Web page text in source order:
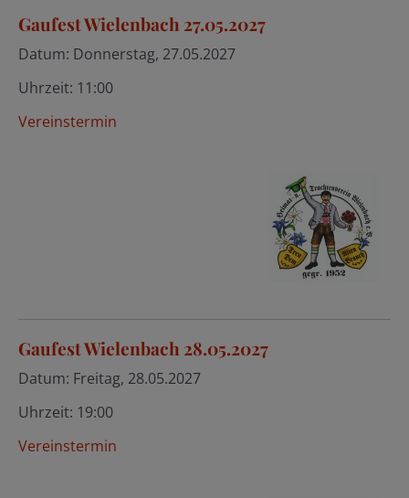
Gaufest Wielenbach 27.05.2027
Datum: Donnerstag, 27.05.2027
Uhrzeit: 11:00
Vereinstermin
Gaufest Wielenbach 28.05.2027
Datum: Freitag, 28.05.2027
Uhrzeit: 19:00
Vereinstermin